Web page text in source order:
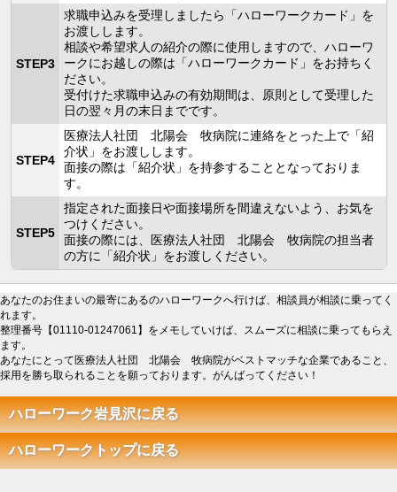
STEP3
求職申込みを受理しましたら「ハローワークカード」を
お渡しします。
相談や希望求人の紹介の際に使用しますので、ハローワ
ークにお越しの際は「ハローワークカード」をお持ちく
ださい。
受付けた求職申込みの有効期間は、原則として受理した
日の翌々月の末日までです。
STEP4
医療法人社団 北陽会 牧病院に連絡をとった上で「紹
介状」をお渡しします。
面接の際は「紹介状」を持参することとなっておりま
す。
STEP5
指定された面接日や面接場所を間違えないよう、お気を
つけください。
面接の際には、医療法人社団 北陽会 牧病院の担当者
の方に「紹介状」をお渡しください。
あなたのお住まいの最寄にあるのハローワークへ行けば、相談員が相談に乗ってく
れます。
整理番号【01110-01247061】をメモしていけば、スムーズに相談に乗ってもらえ
ます。
あなたにとって医療法人社団 北陽会 牧病院がベストマッチな企業であること、
採用を勝ち取られることを願っております。がんばってください！
ハローワーク岩見沢に戻る
ハローワークトップに戻る